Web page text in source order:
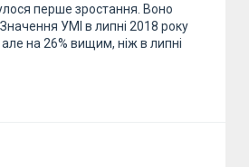
перше зростання. Воно
УМІ в липні 2018 року
на 26% вищим, ніж в липні